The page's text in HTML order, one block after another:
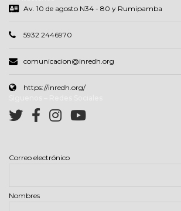
Av. 10 de agosto N34 - 80 y Rumipamba
5932 2446970
comunicacion@inredh.org
https://inredh.org/
Correo electrónico
Nombres